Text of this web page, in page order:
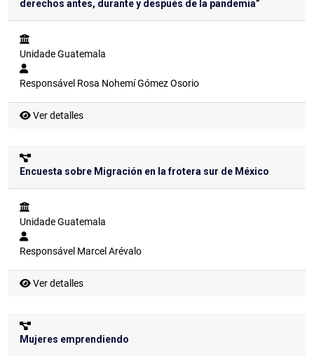
derechos antes, durante y después de la pandemia”
UnidadeGuatemala
Responsável Rosa Nohemí Gómez Osorio
Ver detalles
Encuesta sobre Migración en la frotera sur de México
UnidadeGuatemala
Responsável Marcel Arévalo
Ver detalles
Mujeres emprendiendo